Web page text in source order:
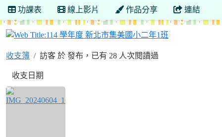
功課表 線上影片 作品分享 連結
收支簿 訪客 於 發布，已有 28 人次閱讀過
收支日期